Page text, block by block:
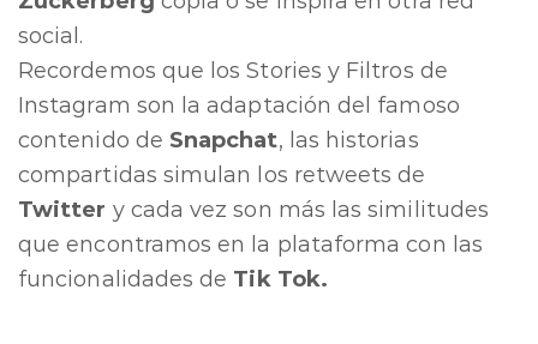
social.
Recordemos que los Stories y Filtros de
Instagram son la adaptación del famoso
contenido de Snapchat, las historias
compartidas simulan los retweets de
Twitter y cada vez son más las similitudes
que encontramos en la plataforma con las
funcionalidades de Tik Tok.